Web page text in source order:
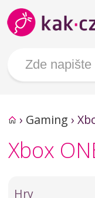
› Gaming ›
Xbox
Hry